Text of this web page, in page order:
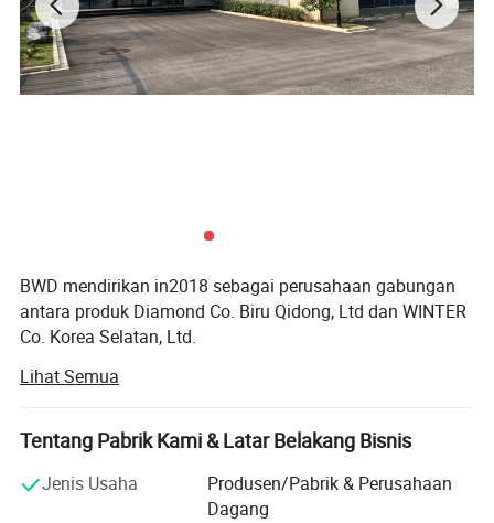
BWD mendirikan in2018 sebagai perusahaan gabungan
antara produk Diamond Co. Biru Qidong, Ltd dan WINTER
Co. Korea Selatan, Ltd.
Qidong Blue Diamond Co., Ltd adalah produsen alat
penggilingan berlian yang berdiri di tahun 2005. Dengan
pengalaman hampir 20 tahun, kami telah berkomitmen
untuk merancang dan memproduksi roda Gerinda kaca
optik.
Lihat Semua
Tentang Pabrik Kami & Latar Belakang Bisnis
Jenis Usaha
Produsen/Pabrik & Perusahaan
Dagang